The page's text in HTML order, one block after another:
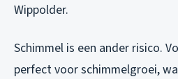
Wippolder.
Schimmel is een ander risico.
perfect voor schimmelgroei,